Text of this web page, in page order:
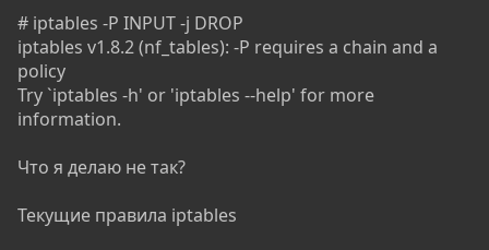
# iptables -P INPUT -j DROP
iptables v1.8.2 (nf_tables): -P requires a chain and a
policy
Try `iptables -h' or 'iptables --help' for more
information.
Что я делаю не так?
Текущие правила iptables